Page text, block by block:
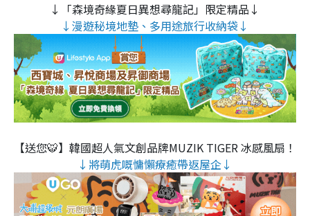
↓「森境奇緣夏日異想尋龍記」限定精品↓
↓漫遊秘境地墊、多用途旅行收納袋↓
【送您🐯】韓國超人氣文創品牌MUZIK TIGER 冰感風扇！
↓將萌虎嘅慵懶療癒帶返屋企↓